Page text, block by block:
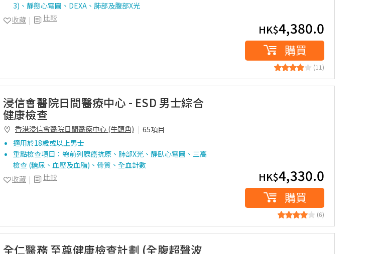
3)、靜態心電圖、DEXA、肺部及腹部X光
比較
收藏
HK$4,380.0
購買
(11)
浸信會醫院日間醫療中心 - ESD 男士綜合
健康檢查
香港浸信會醫院日間醫療中心 (牛頭角)
65項目
適用於18歲或以上男士
重點檢查項目：總前列腺癌抗原、肺部X光、靜臥心電圖、三高
檢查 (糖尿、血壓及血脂)、骨質、全血計數
比較
收藏 HK$4,330.0
購買
(6)
全仁醫務 至尊健康檢查計劃 (全腹超聲波